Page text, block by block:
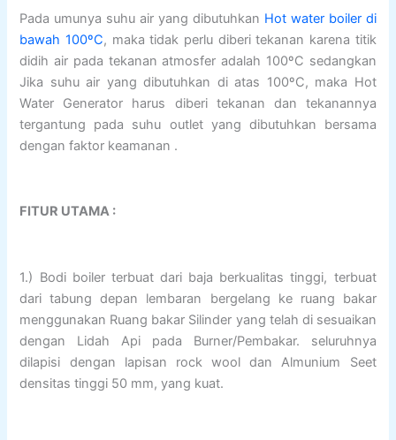
Pada umunya suhu air yang dibutuhkan Hot water boiler di
bawah 100ºC, maka tidak perlu diberi tekanan karena titik
didih air pada tekanan atmosfer adalah 100ºC sedangkan
Jika suhu air yang dibutuhkan di atas 100ºC, maka Hot
Water Generator harus diberi tekanan dan tekanannya
tergantung pada suhu outlet yang dibutuhkan bersama
dengan faktor keamanan .
FITUR UTAMA :
1.) Bodi boiler terbuat dari baja berkualitas tinggi, terbuat
dari tabung depan lembaran bergelang ke ruang bakar
menggunakan Ruang bakar Silinder yang telah di sesuaikan
dengan Lidah Api pada Burner/Pembakar. seluruhnya
dilapisi dengan lapisan rock wool dan Almunium Seet
densitas tinggi 50 mm, yang kuat.